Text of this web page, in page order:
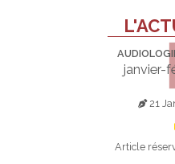
janvier-
21
Article